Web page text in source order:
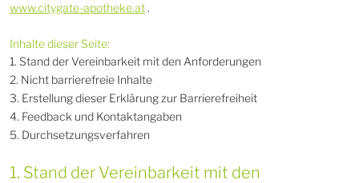
www.citygate-apotheke.at .
Inhalte dieser Seite:
1. Stand der Vereinbarkeit mit den Anforderungen
2. Nicht barrierefreie Inhalte
3. Erstellung dieser Erklärung zur Barrierefreiheit
4. Feedback und Kontaktangaben
5. Durchsetzungsverfahren
1. Stand der Vereinbarkeit mit den